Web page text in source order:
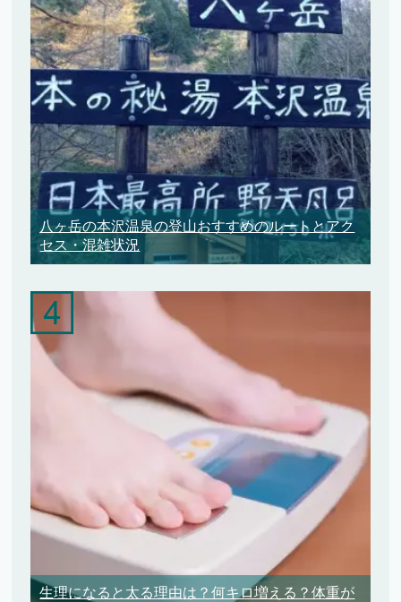
八ヶ岳の本沢温泉の登山おすすめのルートとアク
セス・混雑状況
生理になると太る理由は？何キロ増える？体重が